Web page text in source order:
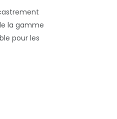
la gamme
pour les